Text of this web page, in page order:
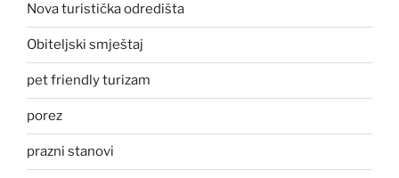
Nova turistička odredišta
Obiteljski smještaj
pet friendly turizam
porez
prazni stanovi